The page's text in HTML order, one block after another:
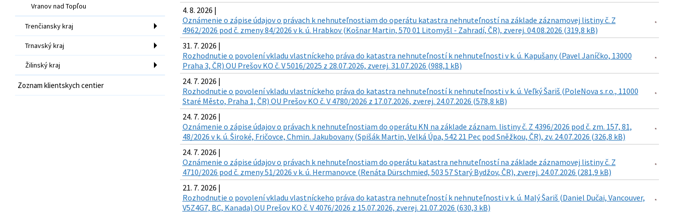
Vranov nad Topľou
Trenčiansky kraj
Trnavský kraj
Žilinský kraj
Zoznam klientskych centier
4. 8. 2026 |
Oznámenie o zápise údajov o právach k nehnuteľnostiam do operátu katastra nehnuteľností na základe záznamovej listiny č. Z
4962/2026 pod č. zmeny 84/2026 v k. ú. Hrabkov (Košnar Martin, 570 01 Litomyšl - Zahradí, ČR), zverej. 04.08.2026 (319,8 kB)
31. 7. 2026 |
Rozhodnutie o povolení vkladu vlastníckeho práva do katastra nehnuteľností k nehnuteľnosti v k. ú. Kapušany (Pavel Janíčko, 13000
Praha 3, ČR) OU Prešov KO č. V 5016/2025 z 28.07.2026, zverej. 31.07.2026 (988,1 kB)
24. 7. 2026 |
Rozhodnutie o povolení vkladu vlastníckeho práva do katastra nehnuteľností k nehnuteľnosti v k. ú. Veľký Šariš (PoleNova s.r.o., 11000
Staré Město, Praha 1, ČR) OU Prešov KO č. V 4780/2026 z 17.07.2026, zverej. 24.07.2026 (578,8 kB)
24. 7. 2026 |
Oznámenie o zápise údajov o právach k nehnuteľnostiam do operátu KN na základe záznam. listiny č. Z 4396/2026 pod č. zm. 157, 81,
48/2026 v k. ú. Široké, Fričovce, Chmin. Jakubovany (Spišák Martin, Velká Úpa, 542 21 Pec pod Sněžkou, ČR), zv. 24.07.2026 (326,8 kB)
24. 7. 2026 |
Oznámenie o zápise údajov o právach k nehnuteľnostiam do operátu katastra nehnuteľností na základe záznamovej listiny č. Z
4710/2026 pod č. zmeny 51/2026 v k. ú. Hermanovce (Renáta Dürschmied, 503 57 Starý Bydžov, ČR), zverej. 24.07.2026 (281,9 kB)
21. 7. 2026 |
Rozhodnutie o povolení vkladu vlastníckeho práva do katastra nehnuteľností k nehnuteľnosti v k. ú. Malý Šariš (Daniel Dučai, Vancouver,
V5Z4G7, BC, Kanada) OU Prešov KO č. V 4076/2026 z 15.07.2026, zverej. 21.07.2026 (630,3 kB)